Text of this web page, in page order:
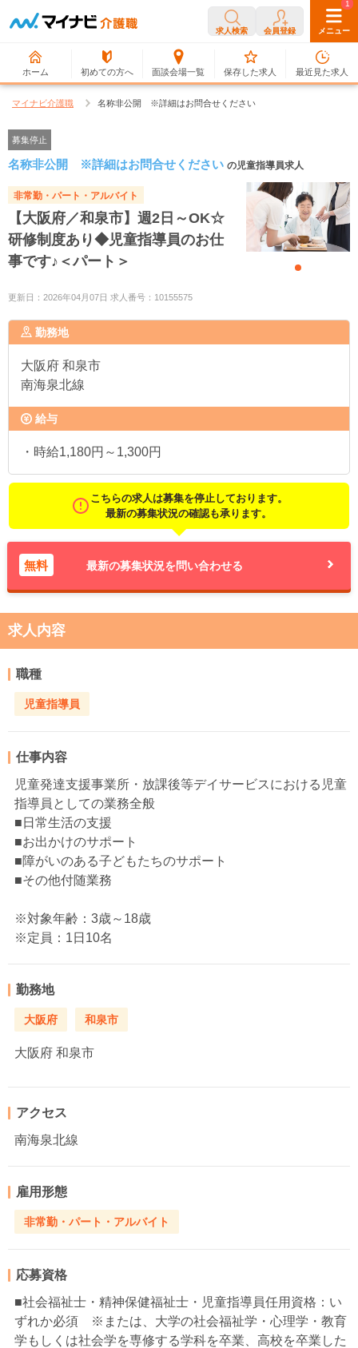
求人検索 会員登録 メニュー
ホーム 初めての方へ 面談会場一覧
0
保存した求人
1
最近見た求人
マイナビ介護職 名称非公開 ※詳細はお問合せください
募集停止
名称非公開 ※詳細はお問合せください の児童指導員求人
非常勤・パート・アルバイト
【大阪府／和泉市】週2日～OK☆
研修制度あり◆児童指導員のお仕
事です♪＜パート＞
更新日：2026年04月07日 求人番号：10155575
勤務地
大阪府 和泉市
南海泉北線
給与
・時給1,180円～1,300円
こちらの求人は募集を停止しております。
最新の募集状況の確認も承ります。
無料 最新の募集状況を問い合わせる
求人内容
職種
児童指導員
仕事内容
児童発達支援事業所・放課後等デイサービスにおける児童
指導員としての業務全般
■日常生活の支援
■お出かけのサポート
■障がいのある子どもたちのサポート
■その他付随業務
※対象年齢：3歳～18歳
※定員：1日10名
勤務地
大阪府 和泉市
大阪府 和泉市
アクセス
南海泉北線
雇用形態
非常勤・パート・アルバイト
応募資格
■社会福祉士・精神保健福祉士・児童指導員任用資格：い
ずれか必須 ※または、大学の社会福祉学・心理学・教育
学もしくは社会学を専修する学科を卒業、高校を卒業した